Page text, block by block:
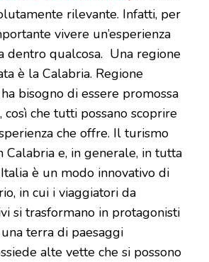
rilevante. Infatti, per
vivere un’esperienza
dentro qualcosa. Una regione
è la Calabria. Regione
bisogno di essere promossa
così che tutti possano scoprire
che offre. Il turismo
Calabria e, in generale, in tutta
è un modo innovativo di
in cui i viaggiatori da
si trasformano in protagonisti
terra di paesaggi
alte vette che si possono